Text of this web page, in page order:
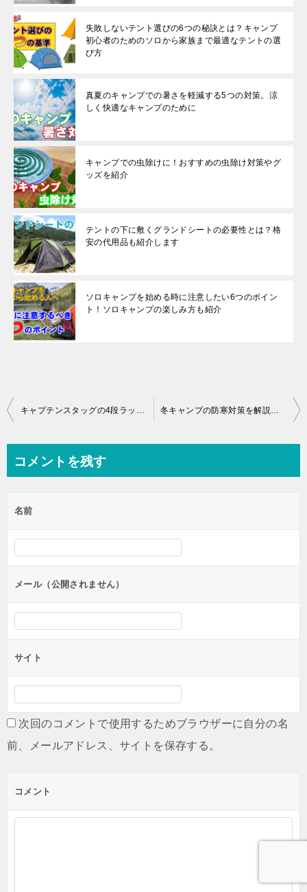
失敗しないテント選びの6つの秘訣とは？キャンプ
初心者のためのソロから家族まで最適なテントの選
び方
真夏のキャンプでの暑さを軽減する5つの対策。涼
しく快適なキャンプのために
キャンプでの虫除けに！おすすめの虫除け対策やグ
ッズを紹介
テントの下に敷くグランドシートの必要性とは？格
安の代用品も紹介します
ソロキャンプを始める時に注意したい6つのポイン
ト！ソロキャンプの楽しみ方も紹介
投
ビ
ー
シ
ン
キャプテンスタッグの4段ラックを改造！DIYカスタムで驚くほど使いやすく 冬キャンプの防寒対策を解説！防寒をマスターすれば真冬のキャンプも怖くない
コメントを残す
名前
メール（公開されません）
サイト
次回のコメントで使用するためブラウザーに自分の名
前、メールアドレス、サイトを保存する。
コメント